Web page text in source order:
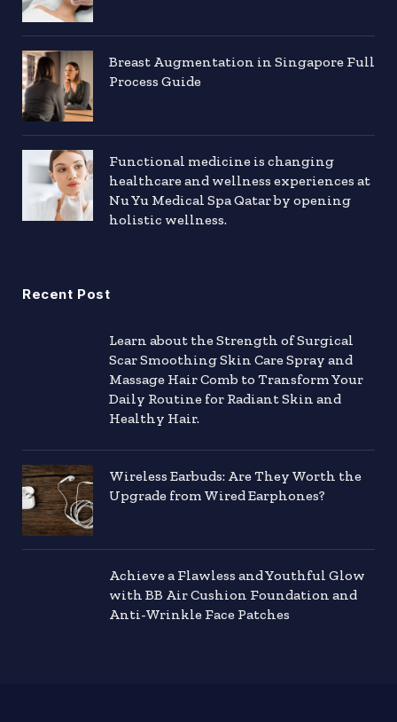
Breast Augmentation in Singapore Full
Process Guide
Functional medicine is changing
healthcare and wellness experiences at
Nu Yu Medical Spa Qatar by opening
holistic wellness.
Recent Post
Learn about the Strength of Surgical
Scar Smoothing Skin Care Spray and
Massage Hair Comb to Transform Your
Daily Routine for Radiant Skin and
Healthy Hair.
Wireless Earbuds: Are They Worth the
Upgrade from Wired Earphones?
Achieve a Flawless and Youthful Glow
with BB Air Cushion Foundation and
Anti-Wrinkle Face Patches